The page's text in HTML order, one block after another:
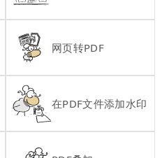
网页转PDF
在PDF文件添加水印